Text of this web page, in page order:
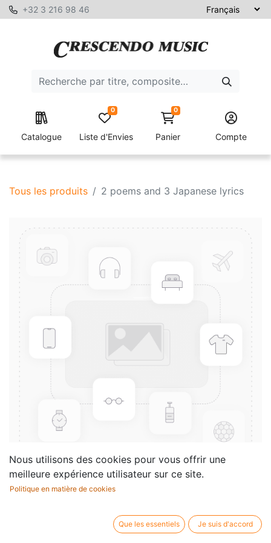
+32 3 216 98 46
Catalogue Liste d'Envies
0 0
Panier Compte
Tous les produits 2 poems and 3 Japanese lyrics
2 poems and 3 Japanese
Nous utilisons des cookies pour vous offrir une
meilleure expérience utilisateur sur ce site.
Politique en matière de cookies
Que les essentiels Je suis d'accord